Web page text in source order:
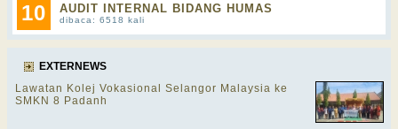
10 AUDIT INTERNAL BIDANG HUMAS
dibaca: 6518 kali
EXTERNEWS
Lawatan Kolej Vokasional Selangor Malaysia ke
SMKN 8 Padanh